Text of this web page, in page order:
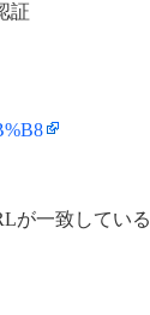
証
が一致してい